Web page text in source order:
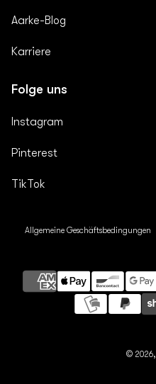
Aarke-Blog
Karriere
Folge uns
Instagram
Pinterest
TikTok
Allgemeine Geschäftsbedingungen
Zahlungsarten
© 2026,